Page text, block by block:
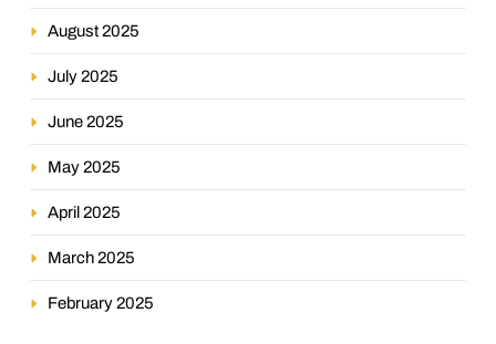
August 2025
July 2025
June 2025
May 2025
April 2025
March 2025
February 2025